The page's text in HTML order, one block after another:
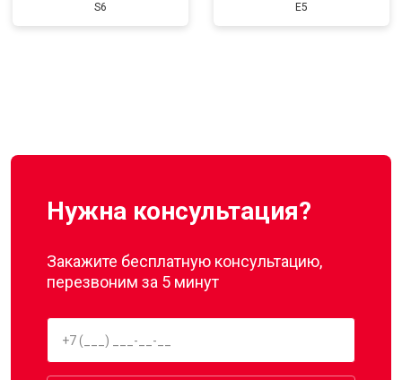
S6 E5
Нужна консультация?
Закажите бесплатную консультацию,
перезвоним за 5 минут